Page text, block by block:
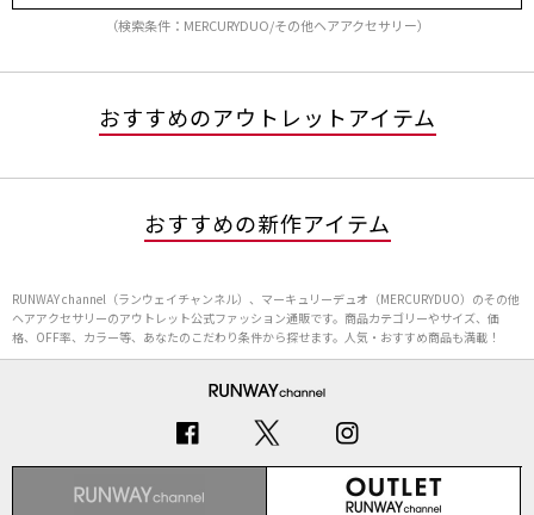
（検索条件：MERCURYDUO/その他ヘアアクセサリー）
おすすめのアウトレットアイテム
おすすめの新作アイテム
RUNWAY channel（ランウェイチャンネル）、マーキュリーデュオ（MERCURYDUO）のその他
ヘアアクセサリーのアウトレット公式ファッション通販です。商品カテゴリーやサイズ、価
格、OFF率、カラー等、あなたのこだわり条件から探せます。人気・おすすめ商品も満載！